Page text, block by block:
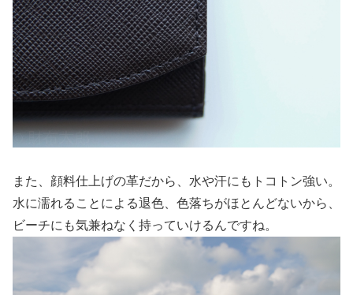
また、顔料仕上げの革だから、水や汗にもトコトン強い。
水に濡れることによる退色、色落ちがほとんどないから、
ビーチにも気兼ねなく持っていけるんですね。